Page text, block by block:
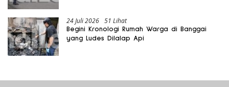
24 Juli 2026 51 Lihat
Begini Kronologi Rumah Warga di Banggai
yang Ludes Dilalap Api